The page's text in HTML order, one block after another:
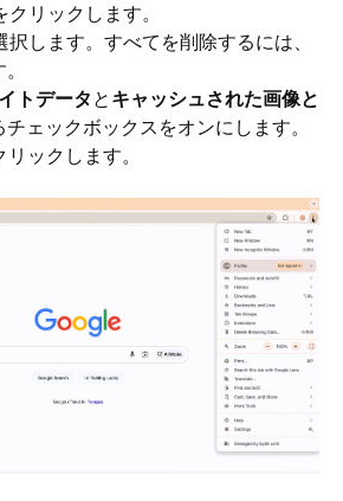
クリックします。
します。すべてを削除するには、
トデータ と キャッシュされた画像と
ェックボックスをオンにします。
リックします。